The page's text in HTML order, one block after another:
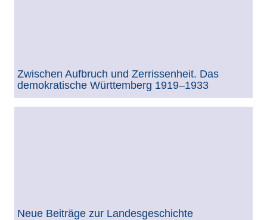
Zwischen Aufbruch und Zerrissenheit. Das
demokratische Württemberg 1919–1933
Neue Beiträge zur Landesgeschichte